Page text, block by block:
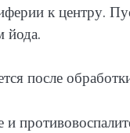
к центру.
йода.
после